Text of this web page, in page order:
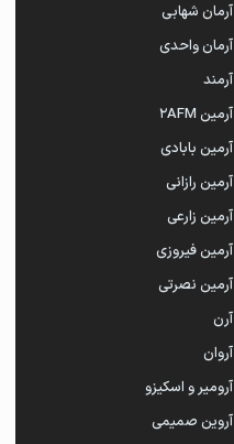
آرمان شهابی
آرمان واحدی
آرمند
آرمین 2AFM
آرمین بابادی
آرمین رازانی
آرمین زارعی
آرمین فیروزی
آرمین نصرتی
آرن
آروان
آرومیر و اسکیزو
آروین صمیمی